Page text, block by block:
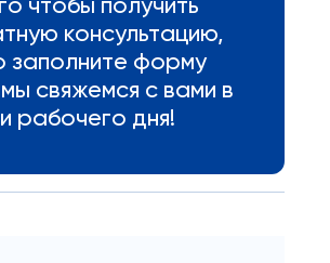
чтобы получить
консультацию,
заполните форму
свяжемся с вами в
рабочего дня!